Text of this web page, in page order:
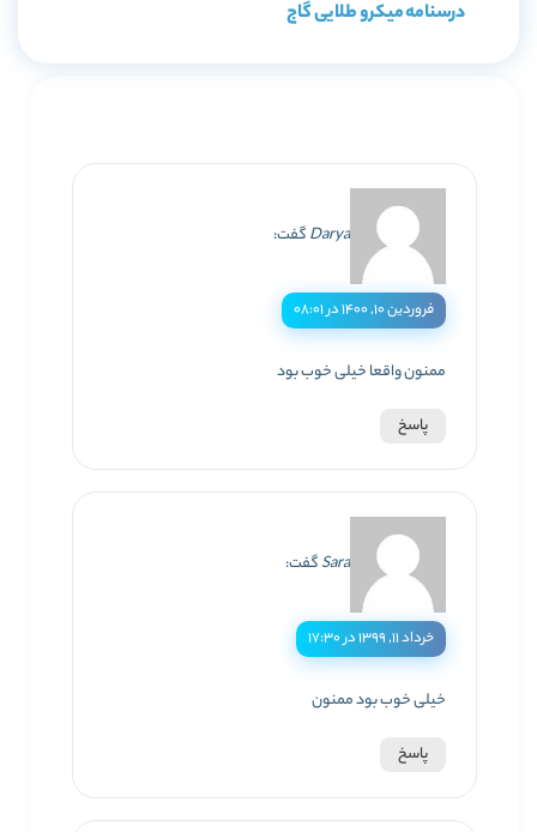
درسنامه میکرو طلایی گاج
Daryaگفت:
فروردین ۱۰, ۱۴۰۰ در ۰۸:۰۱
ممنون واقعا خیلی خوب بود
پاسخ
Saraگفت:
خرداد ۱۱, ۱۳۹۹ در ۱۷:۳۰
خیلی خوب بود ممنون
پاسخ